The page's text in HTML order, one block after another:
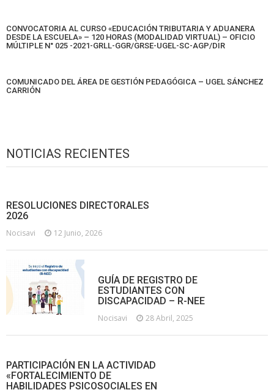
CONVOCATORIA AL CURSO «EDUCACIÓN TRIBUTARIA Y ADUANERA
DESDE LA ESCUELA» – 120 HORAS (MODALIDAD VIRTUAL) – OFICIO
MÚLTIPLE N° 025 -2021-GRLL-GGR/GRSE-UGEL-SC-AGP/DIR
COMUNICADO DEL ÁREA DE GESTIÓN PEDAGÓGICA – UGEL SÁNCHEZ
CARRIÓN
NOTICIAS RECIENTES
RESOLUCIONES DIRECTORALES
2026
Nocisavi 12 Junio, 2026
GUÍA DE REGISTRO DE
ESTUDIANTES CON
DISCAPACIDAD – R-NEE
Nocisavi 28 Abril, 2025
PARTICIPACIÓN EN LA ACTIVIDAD
«FORTALECIMIENTO DE
HABILIDADES PSICOSOCIALES EN